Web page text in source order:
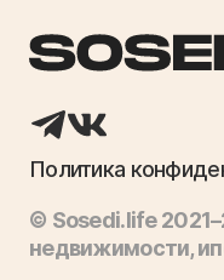
Политика
© Sosedi.life
недвижимости,